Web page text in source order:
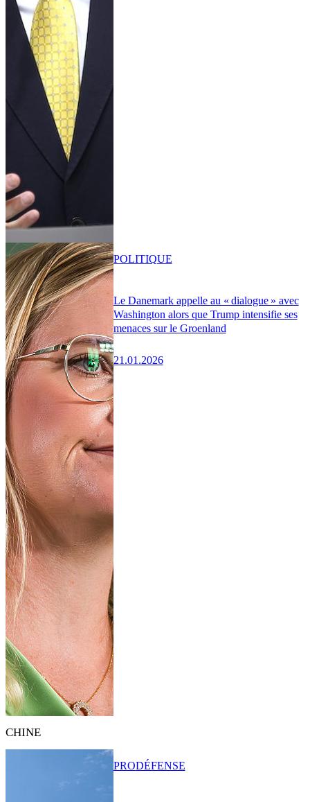
Le Danemark appelle au « dialogue » avec
Washington alors que Trump intensifie ses
menaces sur le Groenland
21.01.2026
POLITIQUE
CHINE
PRODÉFENSE